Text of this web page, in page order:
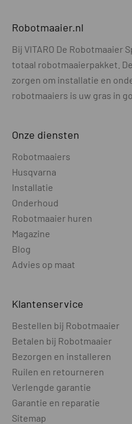
DRAADLOOS MAAIEN
Draadloos maaien
Referentiestation
optioneel
referentiestation
Referentie station -
maaier
draadloos / bedraad)
Laadstation extern
buiten GPS bereik
CAMERA
draadloos maaien
Camera t.b.v. object
Zicht camera (dag / nacht)
PRODUCTGEGEVENS
Wielen aantal
Robotmaaier.nl
Bij VITARO De Robotmaaier
totaal robotmaaierpakket.
zorgen om installatie en
robotmaaiers is uw gras in
Onze diensten
Robotmaaiers
Husqvarna
Installatie
Onderhoud
Robotmaaier huren
Magazine
Blog
Advies op maat
Klantenservice
Bestellen bij Robotmaaier
Betalen bij Robotmaaier
Bezorgen en installeren
Ruilen en retourneren
Verlengde garantie
Garantie en reparatie
Sitemap